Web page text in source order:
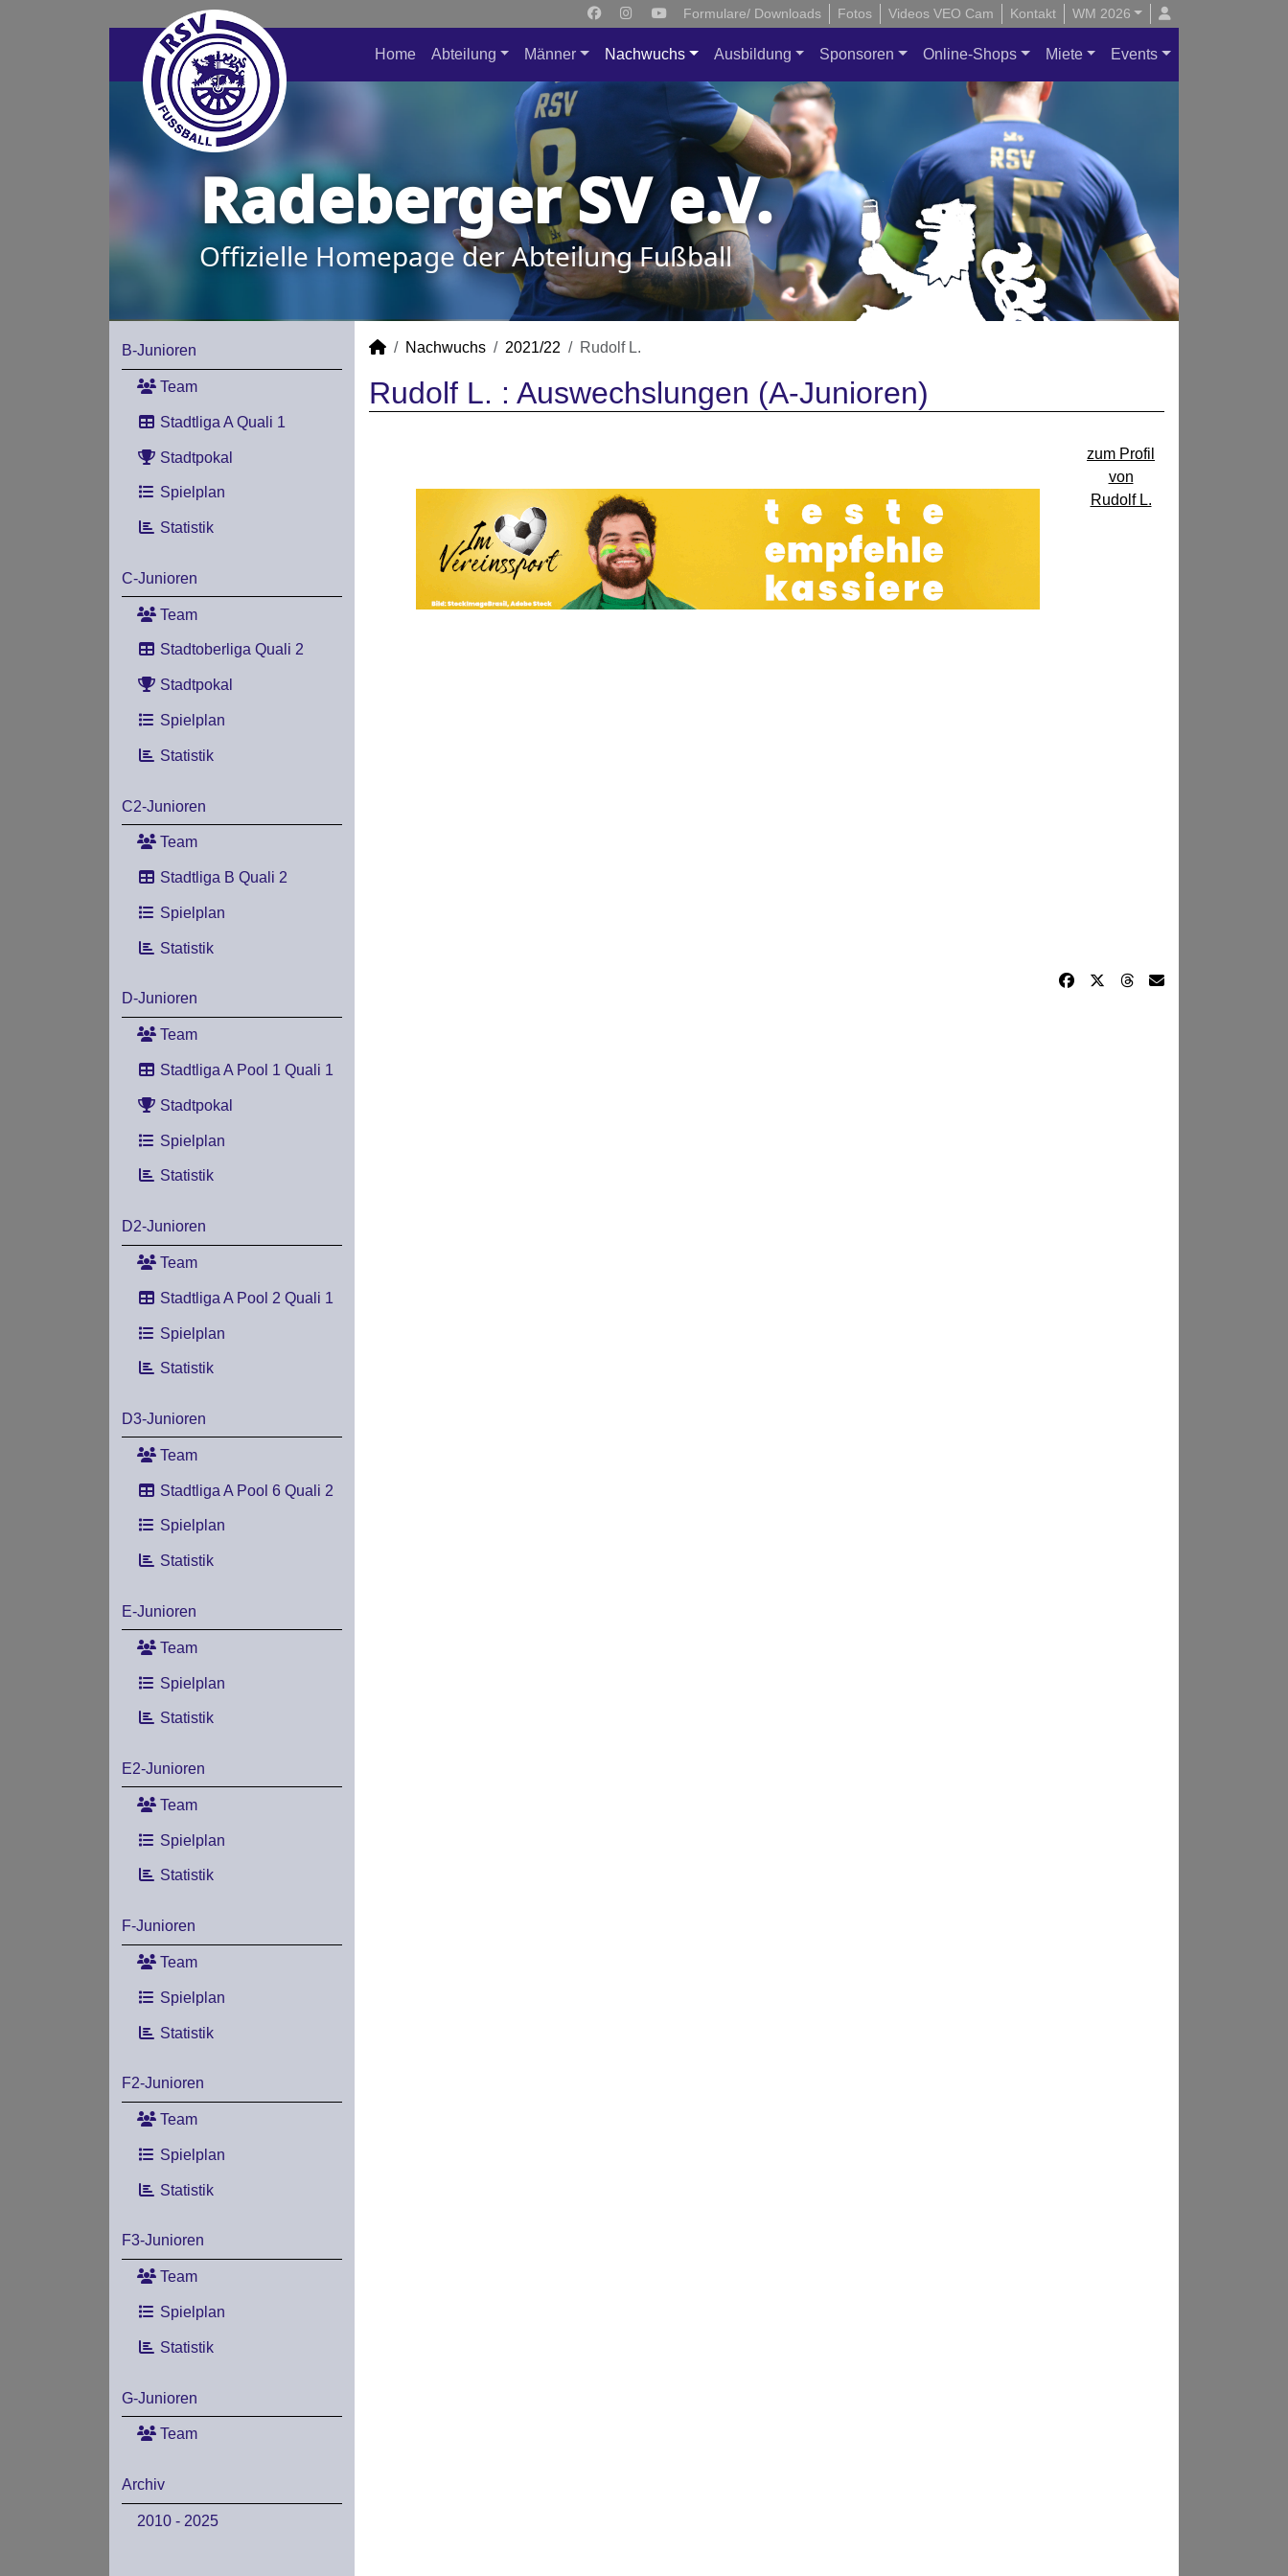
Formulare/ Downloads Fotos Videos VEO Cam Kontakt WM 2026
Home Abteilung Männer Nachwuchs Ausbildung Sponsoren Online-Shops Miete Events
Radeberger SV e.V.
Offizielle Homepage der Abteilung Fußball
B-Junioren
Team
Stadtliga A Quali 1
Stadtpokal
Spielplan
Statistik
C-Junioren
Team
Stadtoberliga Quali 2
Stadtpokal
Spielplan
Statistik
C2-Junioren
Team
Stadtliga B Quali 2
Spielplan
Statistik
D-Junioren
Team
Stadtliga A Pool 1 Quali 1
Stadtpokal
Spielplan
Statistik
D2-Junioren
Team
Stadtliga A Pool 2 Quali 1
Spielplan
Statistik
D3-Junioren
Team
Stadtliga A Pool 6 Quali 2
Spielplan
Statistik
E-Junioren
Team
Spielplan
Statistik
E2-Junioren
Team
Spielplan
Statistik
F-Junioren
Team
Spielplan
Statistik
F2-Junioren
Team
Spielplan
Statistik
F3-Junioren
Team
Spielplan
Statistik
G-Junioren
Team
Archiv
2010 - 2025
Nachwuchs 2021/22 Rudolf L.
Rudolf L. : Auswechslungen (A-Junioren)
zum Profil
von
Rudolf L.